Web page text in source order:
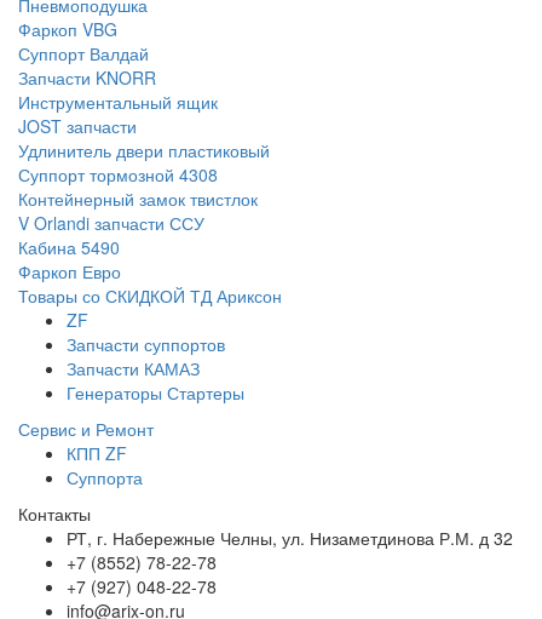
Пневмоподушка
Фаркоп VBG
Суппорт Валдай
Запчасти KNORR
Инструментальный ящик
JOST запчасти
Удлинитель двери пластиковый
Суппорт тормозной 4308
Контейнерный замок твистлок
V Orlandi запчасти ССУ
Кабина 5490
Фаркоп Евро
Товары со СКИДКОЙ ТД Ариксон
ZF
Запчасти суппортов
Запчасти КАМАЗ
Генераторы Стартеры
Сервис и Ремонт
КПП ZF
Суппорта
Контакты
РТ, г. Набережные Челны, ул. Низаметдинова Р.М. д 32
+7 (8552) 78-22-78
+7 (927) 048-22-78
info@arix-on.ru